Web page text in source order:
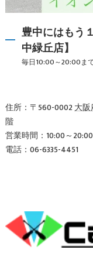
豊中にはもう
中緑丘店】
毎日10:00～20:00ま
住所：〒560-0002大
階
営業時間：10:00～
電話：06-6335-4451